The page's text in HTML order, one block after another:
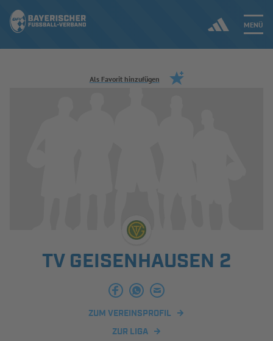
MENÜ
Jetzt einloggen
INFOTHEK SPIELPLUS
Als Favorit hinzufügen
TV GEISENHAUSEN 2
ZUM VEREINSPROFIL
ZUR LIGA